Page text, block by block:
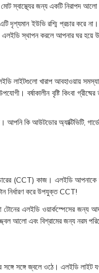
স্বাস্থ্যের জন্য একটি নিরাপদ
ইউভি রশ্মি প্রচার করে
স্থাপন করলে আপনার ঘর হয়ে
লাইটগুলো খারাপ আবহাওয়ায় সমস্যা
বর্ষাকালীন বৃষ্টি কিংবা
আপনি কি আউটডোর অ্যাক্টিভিটি,
(CCT) কাজ। এলইডি
নির্ধারণ করে উপযুক্ত CCT!
টোনের এলইডি ওয়ার্কস্পেসের
আলো এবং বিশ্রামের জন্য নরম
সঙ্গে সঙ্গে জ্বলে ওঠে। এলইডি